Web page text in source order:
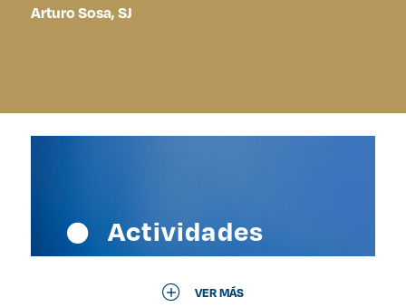
Arturo Sosa, SJ
Actividades
VER MÁS